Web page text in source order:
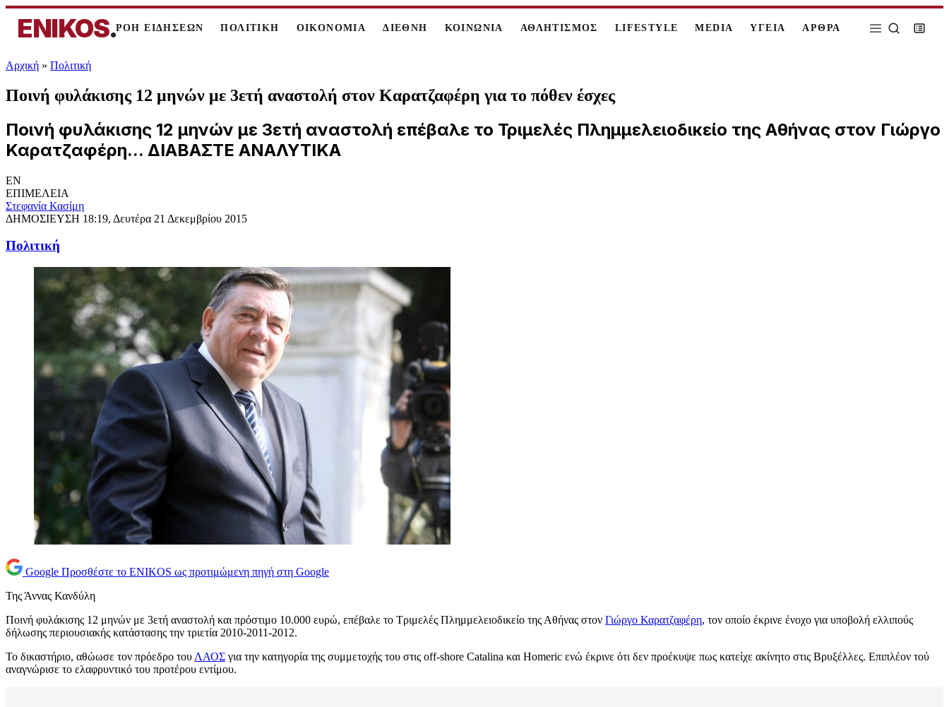
ENIKOS.ΡΟΗ ΕΙΔΗΣΕΩΝ ΠΟΛΙΤΙΚΗ ΟΙΚΟΝΟΜΙΑ ΔΙΕΘΝΗ ΚΟΙΝΩΝΙΑ ΑΘΛΗΤΙΣΜΟΣ LIFESTYLE MEDIA ΥΓΕΙΑ ΑΡΘΡΑ
Αρχική » Πολιτική
Ποινή φυλάκισης 12 μηνών με 3ετή αναστολή στον Καρατζαφέρη για το πόθεν έσχες
Ποινή φυλάκισης 12 μηνών με 3ετή αναστολή επέβαλε το Τριμελές Πλημμελειοδικείο της Αθήνας στον Γιώργο
Καρατζαφέρη... ΔΙΑΒΑΣΤΕ ΑΝΑΛΥΤΙΚΑ
EN
ΕΠΙΜΕΛΕΙΑ
Στεφανία Κασίμη
ΔΗΜΟΣΙΕΥΣΗ 18:19, Δευτέρα 21 Δεκεμβρίου 2015
Πολιτική
Google Προσθέστε το ENIKOS ως προτιμώμενη πηγή στη Google
Της Άννας Κανδύλη
Ποινή φυλάκισης 12 μηνών με 3ετή αναστολή και πρόστιμο 10.000 ευρώ, επέβαλε το Τριμελές Πλημμελειοδικείο της Αθήνας στον Γιώργο Καρατζαφέρη, τον οποίο έκρινε ένοχο για υποβολή ελλιπούς
δήλωσης περιουσιακής κατάστασης την τριετία 2010-2011-2012.
Το δικαστήριο, αθώωσε τον πρόεδρο του ΛΑΟΣ για την κατηγορία της συμμετοχής του στις off-shore Catalina και Homeric ενώ έκρινε ότι δεν προέκυψε πως κατείχε ακίνητο στις Βρυξέλλες. Επιπλέον τού
αναγνώρισε το ελαφρυντικό του προτέρου εντίμου.